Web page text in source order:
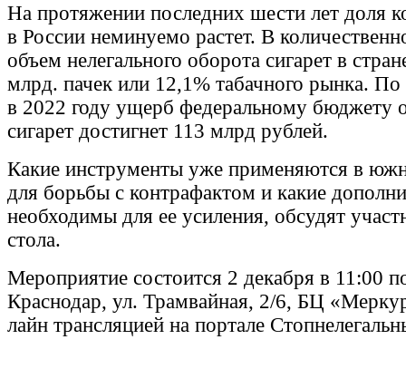
На протяжении последних шести лет доля
в России неминуемо растет. В
объем нелегального оборота сигарет в
млрд. пачек или 12,1% табачного рынка. По
в 2022 году ущерб федеральному бюджету
сигарет достигнет 113 млрд рублей.
Какие инструменты уже применяются в
для борьбы с контрафактом и какие
необходимы для ее усиления, обсудят
стола.
Мероприятие состоится 2 декабря в 11:00
Краснодар, ул. Трамвайная, 2/6, БЦ
лайн трансляцией на портале